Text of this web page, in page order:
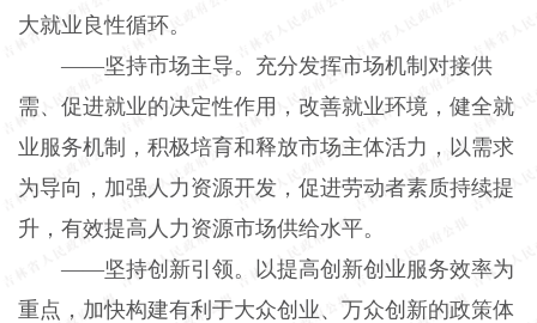
大就业良性循环。
——坚持市场主导。充分发挥市场机制对接供
需、促进就业的决定性作用，改善就业环境，健全就
业服务机制，积极培育和释放市场主体活力，以需求
为导向，加强人力资源开发，促进劳动者素质持续提
升，有效提高人力资源市场供给水平。
——坚持创新引领。以提高创新创业服务效率为
重点，加快构建有利于大众创业、万众创新的政策体